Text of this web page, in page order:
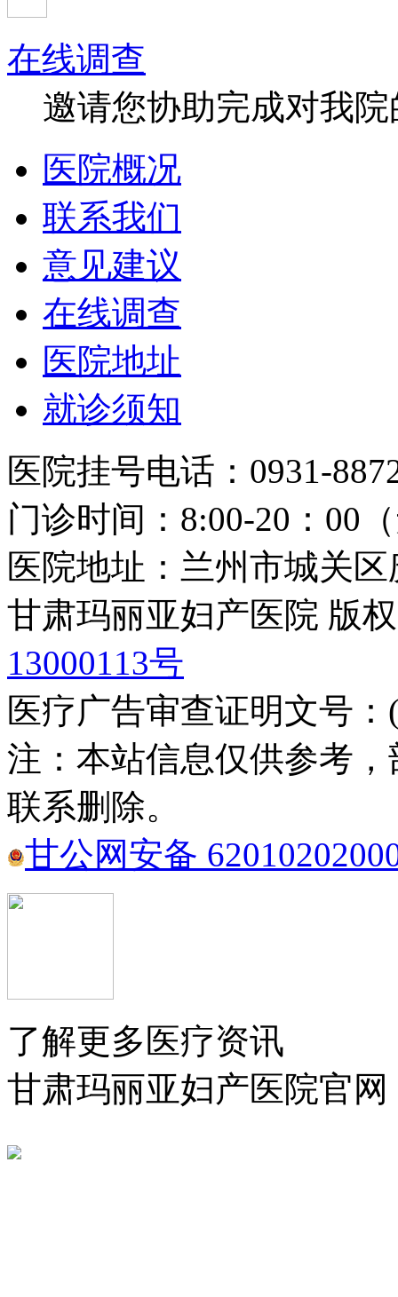
在线调查
邀请您协助完成对我
医院概况
联系我们
意见建议
在线调查
医院地址
就诊须知
医院挂号电话：0931-
门诊时间：8:00-20：00
医院地址：兰州市城关
甘肃玛丽亚妇产医院 版
13000113号
医疗广告审查证明文号
注：本站信息仅供参考
联系删除。
甘公网安备
了解更多医疗资讯
甘肃玛丽亚妇产医院官网